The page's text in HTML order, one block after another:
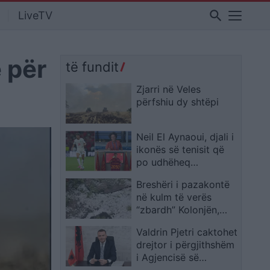
LiveTV search
për të fundit
Zjarri në Veles
përfshiu dy shtëpi
Neil El Aynaoui, djali i
ikonës së tenisit që
po udhëheq
në Botëror
Breshëri i pazakontë
në kulm të verës
“zbardh” Kolonjën,
vreshtat
Valdrin Pjetri caktohet
drejtor i përgjithshëm
i Agjencisë së